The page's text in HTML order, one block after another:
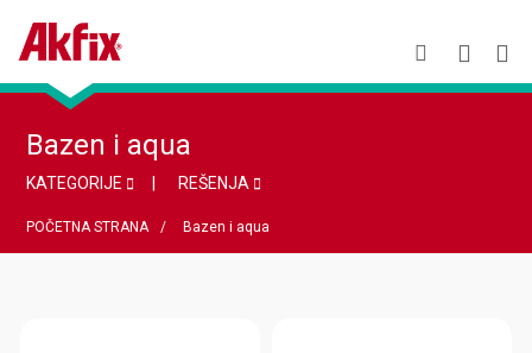
Bazen i aqua
KATEGORIJE REŠENJA
POČETNA STRANA Bazen i aqua